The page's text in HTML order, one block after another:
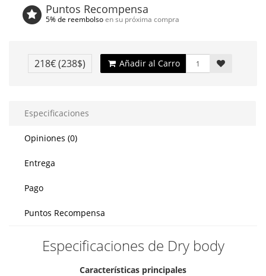
Puntos Recompensa
5% de reembolsoen su próxima compra
218€(238$) Añadir al Carro
Especificaciones
Opiniones (0)
Entrega
Pago
Puntos Recompensa
Especificaciones de Dry body
Características principales